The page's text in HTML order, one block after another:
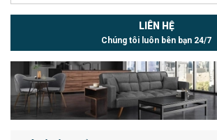
LIÊN HỆ
Chúng tôi luôn bên bạn 24/7